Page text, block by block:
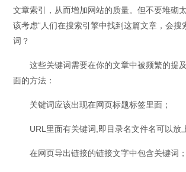
文章索引，从而增加网站的质量。但不要堆砌
该考虑“人们在搜索引擎中找到这篇文章，会搜
词？
这些关键词需要在你的文章中被频繁的提
面的方法：
关键词应该出现在网页标题标签里面；
URL里面有关键词,即目录名文件名可以放
在网页导出链接的链接文字中包含关键词；